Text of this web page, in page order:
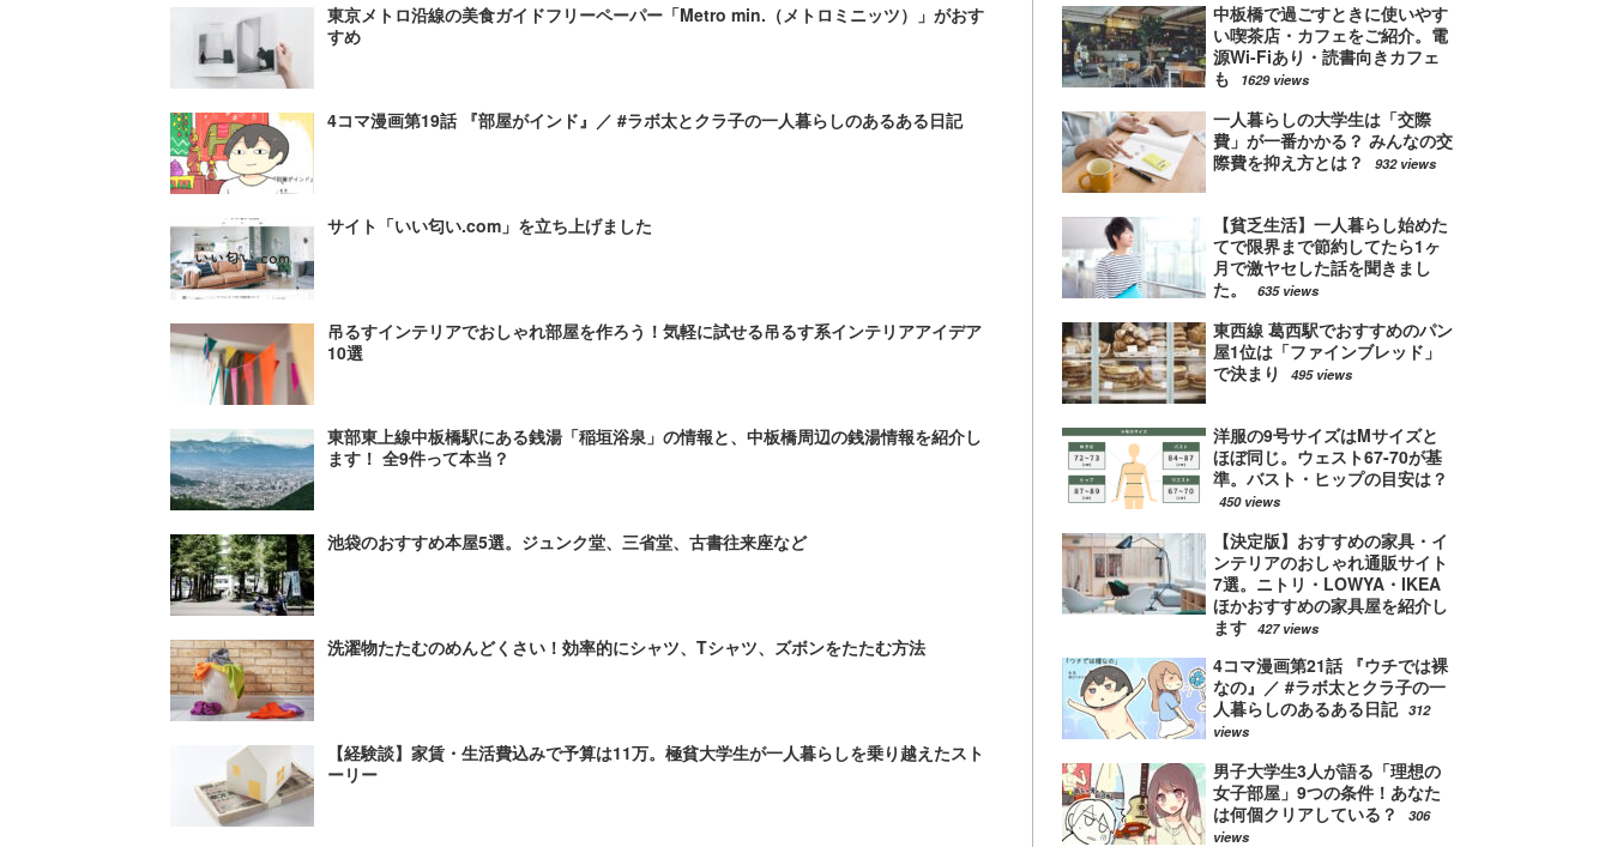
東京メトロ沿線の美食ガイドフリーペーパー「Metro min.（メトロミニッツ）」がおす
すめ
4コマ漫画第19話 『部屋がインド』／ #ラボ太とクラ子の一人暮らしのあるある日記
サイト「いい匂い.com」を立ち上げました
吊るすインテリアでおしゃれ部屋を作ろう！気軽に試せる吊るす系インテリアアイデア
10選
東部東上線中板橋駅にある銭湯「稲垣浴泉」の情報と、中板橋周辺の銭湯情報を紹介し
ます！ 全9件って本当？
池袋のおすすめ本屋5選。ジュンク堂、三省堂、古書往来座など
洗濯物たたむのめんどくさい！効率的にシャツ、Tシャツ、ズボンをたたむ方法
【経験談】家賃・生活費込みで予算は11万。極貧大学生が一人暮らしを乗り越えたスト
ーリー
中板橋で過ごすときに使いやす
い喫茶店・カフェをご紹介。電
源Wi-Fiあり・読書向きカフェ
も
1629 views
一人暮らしの大学生は「交際
費」が一番かかる？ みんなの交
際費を抑え方とは？
932 views
【貧乏生活】一人暮らし始めた
てで限界まで節約してたら1ヶ
月で激ヤセした話を聞きまし
た。
635 views
東西線 葛西駅でおすすめのパン
屋1位は「ファインブレッド」
で決まり
495 views
洋服の9号サイズはMサイズと
ほぼ同じ。ウェスト67-70が基
準。バスト・ヒップの目安は？
450 views
【決定版】おすすめの家具・イ
ンテリアのおしゃれ通販サイト
7選。ニトリ・LOWYA・IKEA
ほかおすすめの家具屋を紹介し
ます 427 views
4コマ漫画第21話 『ウチでは裸
なの』／ #ラボ太とクラ子の一
人暮らしのあるある日記 312
views
男子大学生3人が語る「理想の
女子部屋」9つの条件！あなた
は何個クリアしている？
306
views